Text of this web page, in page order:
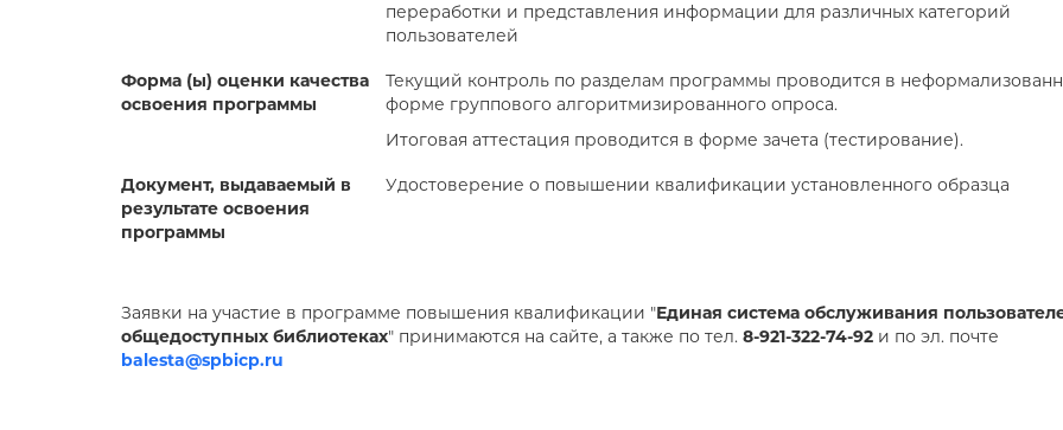
переработки и представления информации для различных категорий
пользователей
Форма (ы) оценки качества
освоения программы
Текущий контроль по разделам программы проводится в
форме группового алгоритмизированного опроса.
Итоговая аттестация проводится в форме зачета (тестирование).
Документ, выдаваемый в
результате освоения
программы
Удостоверение о повышении квалификации установленного образца
Заявки на участие в программе повышения квалификации "Единая система обслуживания
общедоступных библиотеках" принимаются на сайте, а также по тел. 8-921-322-74-92 и по эл. почте
balesta@spbicp.ru